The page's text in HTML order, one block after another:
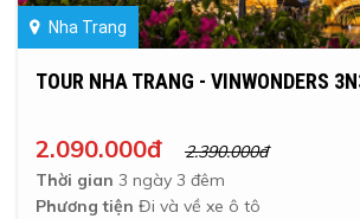
Nha Trang
TOUR NHA TRANG - VINWONDERS
2.090.000đ
2.390.000đ
Thời gian 3 ngày 3 đêm
Phương tiện Đi và về xe ô tô